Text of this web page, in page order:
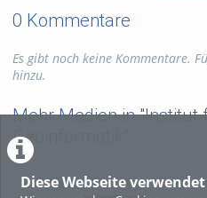
Diese Webseite
sowie kleinräumige und globale
Gesichtspunkten skizziert und
meteorologie
met-lv02
Kategorien:
Geowissenschaften
0 Kommentare
Es gibt noch keine Kommentare.
hinzu.
Mehr Medien in "Institut
Geoinformatik"